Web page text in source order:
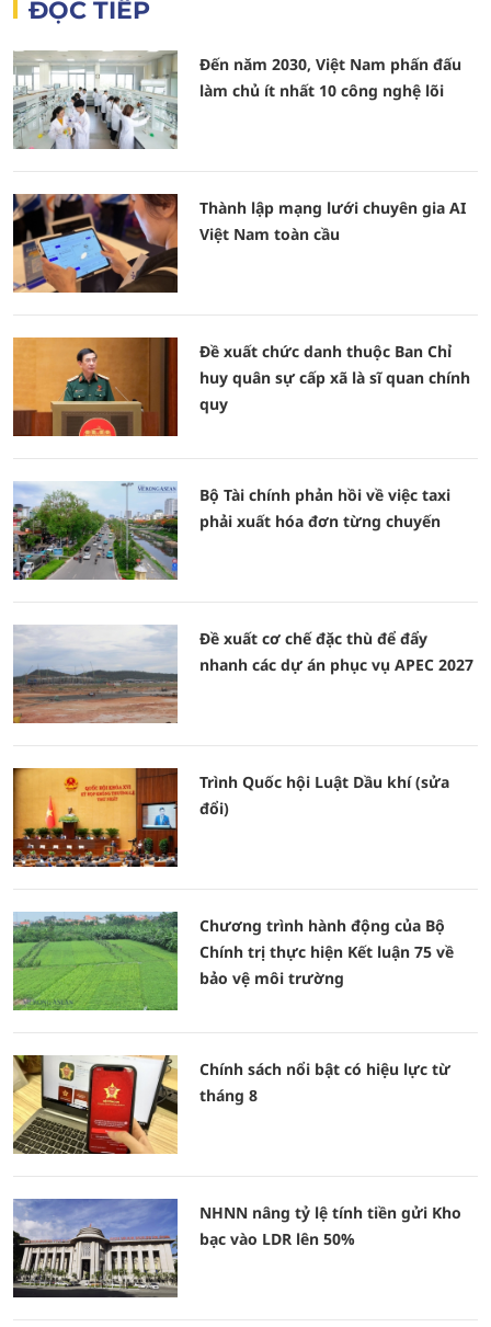
ĐỌC TIẾP
Đến năm 2030, Việt Nam phấn đấu
làm chủ ít nhất 10 công nghệ lõi
Thành lập mạng lưới chuyên gia AI
Việt Nam toàn cầu
Đề xuất chức danh thuộc Ban Chỉ
huy quân sự cấp xã là sĩ quan chính
quy
Bộ Tài chính phản hồi về việc taxi
phải xuất hóa đơn từng chuyến
Đề xuất cơ chế đặc thù để đẩy
nhanh các dự án phục vụ APEC 2027
Trình Quốc hội Luật Dầu khí (sửa
đổi)
Chương trình hành động của Bộ
Chính trị thực hiện Kết luận 75 về
bảo vệ môi trường
Chính sách nổi bật có hiệu lực từ
tháng 8
NHNN nâng tỷ lệ tính tiền gửi Kho
bạc vào LDR lên 50%